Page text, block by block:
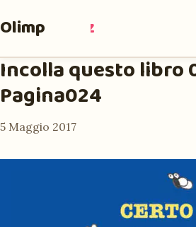
Olimpia Ruiz
Incolla questo libro
Pagina024
5 Maggio 2017